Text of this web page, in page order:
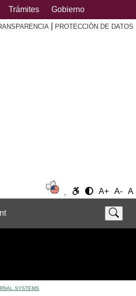
Trámites Gobierno
PROTECCIÓN DE DATOS
A+ A- A
SYSTEMS